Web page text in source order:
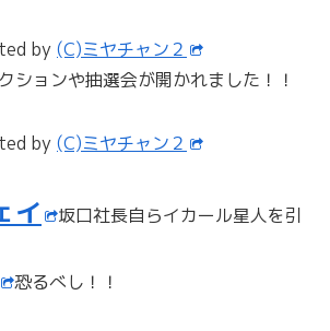
by (C)ミヤチャン２
ションや抽選会が開かれました！！
by (C)ミヤチャン２
イ
坂口社長自らイカール星人を引
恐るべし！！